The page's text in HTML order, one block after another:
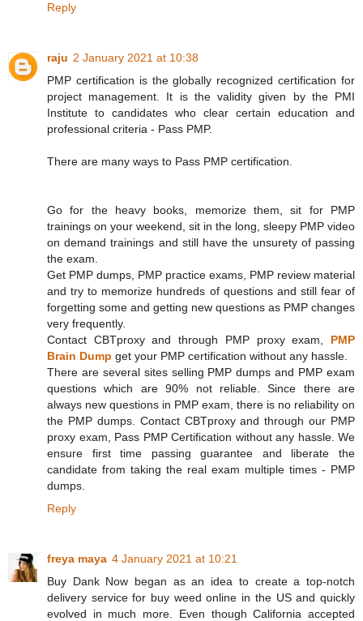
Reply
raju 2 January 2021 at 10:38
PMP certification is the globally recognized certification for
project management. It is the validity given by the PMI
Institute to candidates who clear certain education and
professional criteria - Pass PMP.
There are many ways to Pass PMP certification.
Go for the heavy books, memorize them, sit for PMP
trainings on your weekend, sit in the long, sleepy PMP video
on demand trainings and still have the unsurety of passing
the exam.
Get PMP dumps, PMP practice exams, PMP review material
and try to memorize hundreds of questions and still fear of
forgetting some and getting new questions as PMP changes
very frequently.
Contact CBTproxy and through PMP proxy exam, PMP
Brain Dump get your PMP certification without any hassle.
There are several sites selling PMP dumps and PMP exam
questions which are 90% not reliable. Since there are
always new questions in PMP exam, there is no reliability on
the PMP dumps. Contact CBTproxy and through our PMP
proxy exam, Pass PMP Certification without any hassle. We
ensure first time passing guarantee and liberate the
candidate from taking the real exam multiple times - PMP
dumps.
Reply
freya maya 4 January 2021 at 10:21
Buy Dank Now began as an idea to create a top-notch
delivery service for buy weed online in the US and quickly
evolved in much more. Even though California accepted